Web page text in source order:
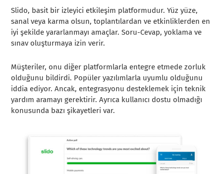
Slido, basit bir izleyici etkileşim platformudur. Yüz yüze,
sanal veya karma olsun, toplantılardan ve etkinliklerden en
iyi şekilde yararlanmayı amaçlar. Soru-Cevap, yoklama ve
sınav oluşturmaya izin verir.
Müşteriler, onu diğer platformlarla entegre etmede zorluk
olduğunu bildirdi. Popüler yazılımlarla uyumlu olduğunu
iddia ediyor. Ancak, entegrasyonu desteklemek için teknik
yardım aramayı gerektirir. Ayrıca kullanıcı dostu olmadığı
konusunda bazı şikayetleri var.